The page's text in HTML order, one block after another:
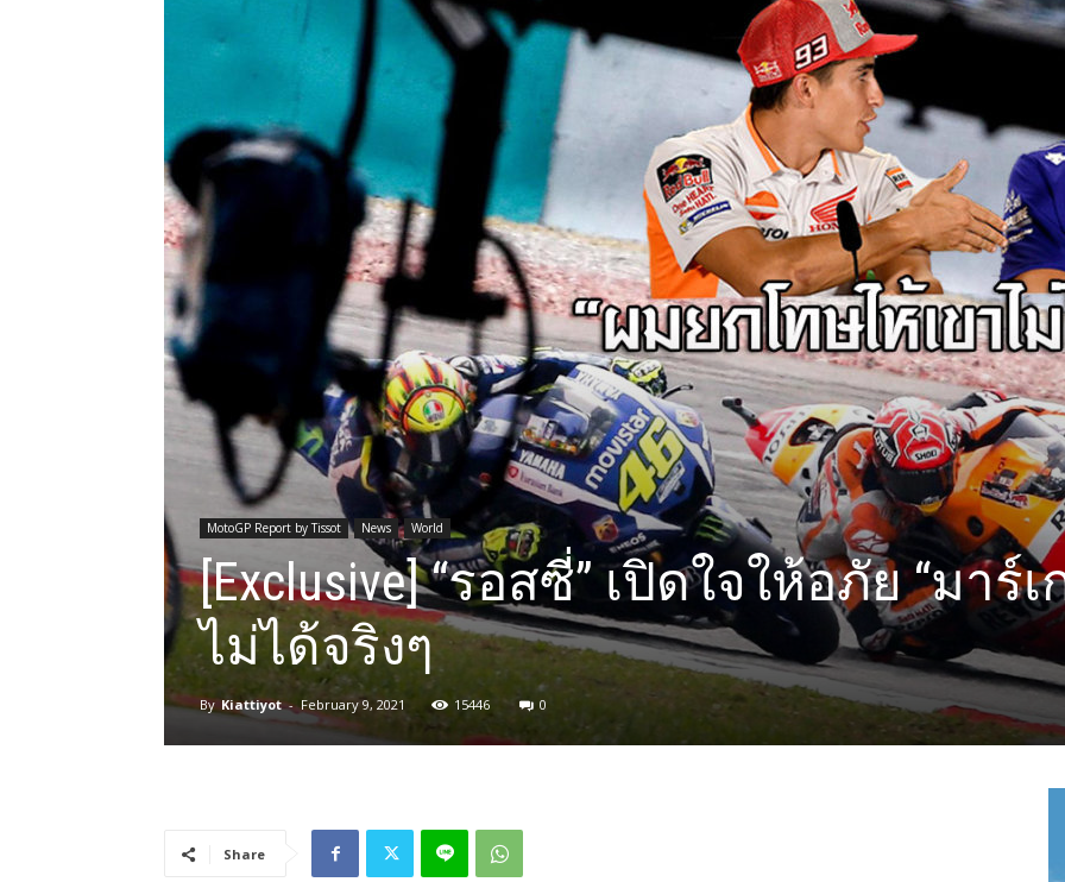
MotoGP Report by Tissot News World
[Exclusive] “รอสซี่” เปิดใจให้อภัย “มาร์เ
ไม่ได้จริงๆ
By Kiattiyot - February 9, 2021 15446 0
Share